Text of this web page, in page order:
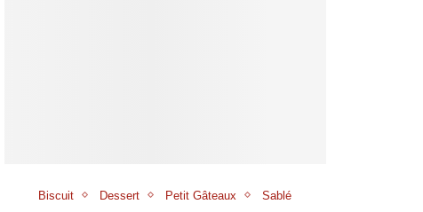
Biscuit Dessert Petit Gâteaux Sablé